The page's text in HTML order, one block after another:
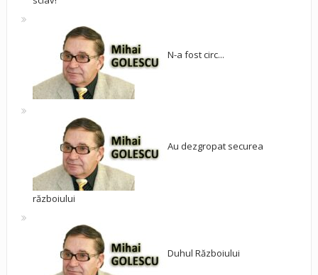
N-a fost circ...
Au dezgropat securea
războiului
Duhul Războiului